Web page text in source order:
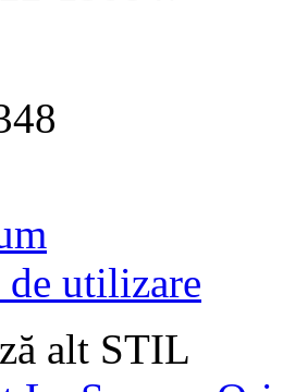
utilizare
alt STIL